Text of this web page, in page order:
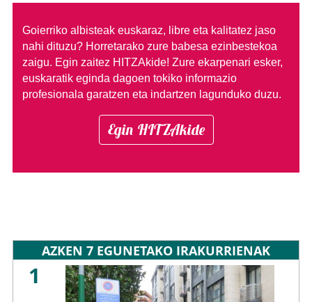
Goierriko albisteak euskaraz, libre eta kalitatez jaso
nahi dituzu? Horretarako zure babesa ezinbestekoa
zaigu. Egin zaitez HITZAkide! Zure ekarpenari esker,
euskaratik eginda dagoen tokiko informazio
profesionala garatzen eta indartzen lagunduko duzu.
Egin HITZAkide
AZKEN 7 EGUNETAKO IRAKURRIENAK
1